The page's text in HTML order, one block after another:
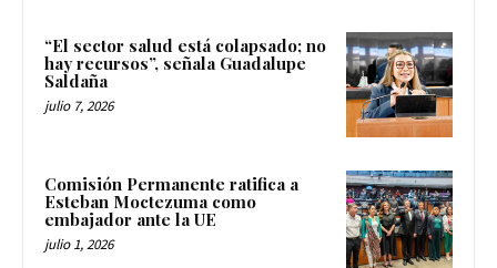
“El sector salud está colapsado; no
hay recursos”, señala Guadalupe
Saldaña
julio 7, 2026
Comisión Permanente ratifica a
Esteban Moctezuma como
embajador ante la UE
julio 1, 2026